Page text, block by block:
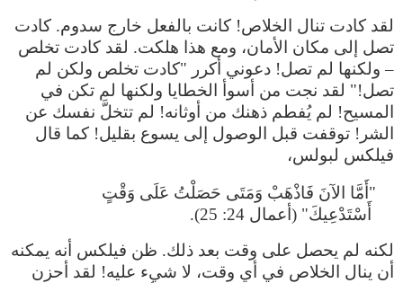
لقد كادت تنال الخلاص! كانت بالفعل خارج سدوم. كادت
تصل إلى مكان الأمان، ومع هذا هلكت. لقد كادت تخلص
– ولكنها لم تصل! دعوني أكرر "كادت تخلص ولكن لم
تصل!" لقد نجت من أسوأ الخطايا ولكنها لم تكن في
المسيح! لم يُفطم ذهنك من أوثانه! لم تتخلَّ نفسك عن
الشر! توقفت قبل الوصول إلى يسوع بقليل! كما قال
فيلكس لبولس،
"أَمَّا الآنَ فَاذْهَبْ وَمَتَى حَصَلْتُ عَلَى وَقْتٍ
أَسْتَدْعِيكَ" (أعمال 24: 25).
لكنه لم يحصل على وقت بعد ذلك. ظن فيلكس أنه يمكنه
أن ينال الخلاص في أي وقت، لا شيء عليه! لقد أحزن